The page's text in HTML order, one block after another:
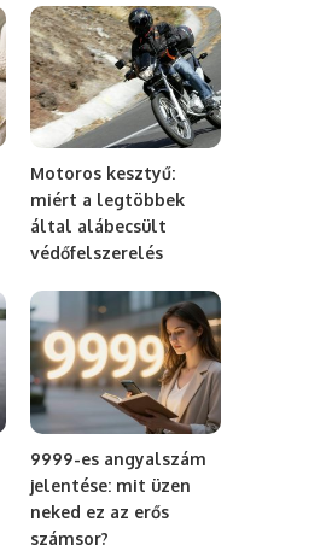
Motoros kesztyű:
miért a legtöbbek
által alábecsült
védőfelszerelés
9999-es angyalszám
jelentése: mit üzen
neked ez az erős
számsor?